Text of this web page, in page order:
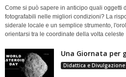
Come si può sapere in anticipo quali oggetti
fotografabili nelle migliori condizioni? La
siderale locale e un semplice strumento,
orientarsi tra le coordinate della volta celeste
Una Giornata per
Didattica e Divulgazione